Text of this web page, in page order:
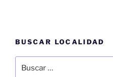
BUSCAR LOCALIDAD
por: